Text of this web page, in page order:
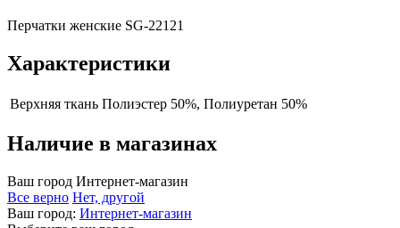
Перчатки женские SG-22121
Характеристики
Верхняя ткань Полиэстер 50%, Полиуретан 50%
Наличие в магазинах
Ваш город Интернет-магазин
Все верно Нет, другой
Ваш город: Интернет-магазин